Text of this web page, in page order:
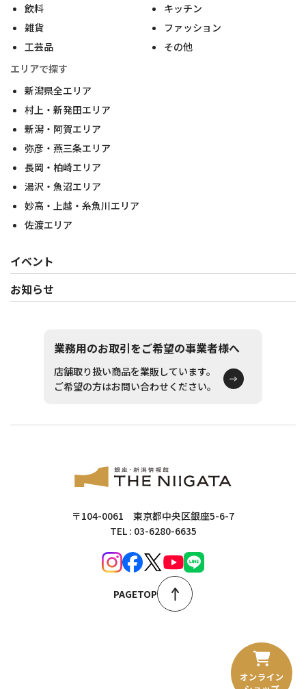
飲料
キッチン
雑貨
ファッション
工芸品
その他
エリアで探す
新潟県全エリア
村上・新発田エリア
新潟・阿賀エリア
弥彦・燕三条エリア
長岡・柏崎エリア
湯沢・魚沼エリア
妙高・上越・糸魚川エリア
佐渡エリア
イベント
お知らせ
業務用のお取引をご希望の事業者様へ
店舗取り扱い商品を業販しています。
ご希望の方はお問い合わせください。
〒104-0061 東京都中央区銀座5-6-7
TEL : 03-6280-6635
PAGETOP